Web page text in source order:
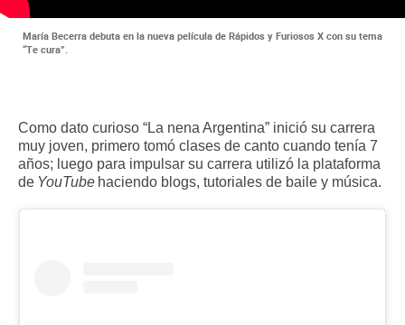
María Becerra debuta en la nueva película de Rápidos y Furiosos X con su tema
“Te cura”.
Como dato curioso “La nena Argentina” inició su carrera
muy joven, primero tomó clases de canto cuando tenía 7
años; luego para impulsar su carrera utilizó la plataforma
de YouTube haciendo blogs, tutoriales de baile y música.